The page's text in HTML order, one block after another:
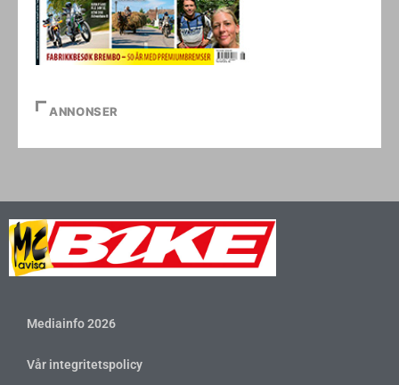
ANNONSER
Mediainfo 2026
Vår integritetspolicy